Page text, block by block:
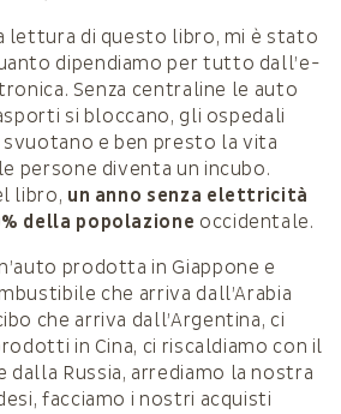
lettura di questo libro, mi è stato
dipendiamo per tutto dall’e­
Senza centraline le auto
si bloccano, gli ospedali
svuotano e ben presto la vita
persone diventa un incubo.
libro, un anno senza elettricità
della popolazione occidentale.
prodotta in Giappone e
che arriva dall’Arabia
che arriva dall’Argentina, ci
in Cina, ci riscaldiamo con il
Russia, arrediamo la no­stra
facciamo i nostri acquisti